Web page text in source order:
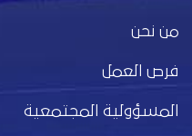
من نحن
فرص العمل
المسؤولية المجتمعية